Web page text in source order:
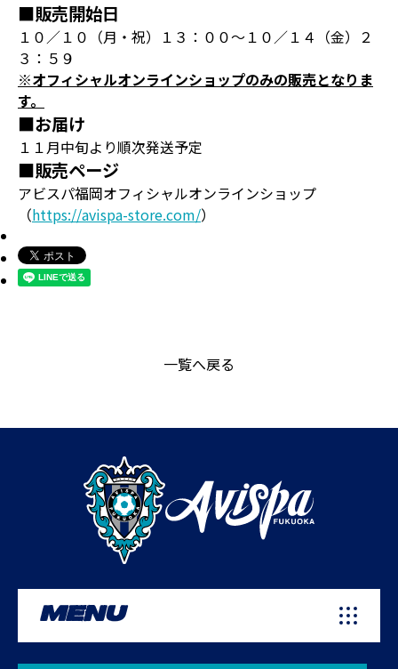
■販売開始日
１０／１０（月・祝）１３：００～１０／１４（金）２
３：５９
※オフィシャルオンラインショップのみの販売となりま
す。
■お届け
１１月中旬より順次発送予定
■販売ページ
アビスパ福岡オフィシャルオンラインショップ
（https://avispa-store.com/）
一覧へ戻る
MENU